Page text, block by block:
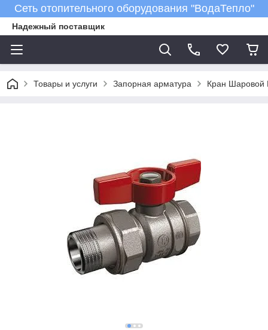
Сеть отопительного оборудования "ВодаТепло"
Надежный поставщик
Товары и услуги Запорная арматура Кран Шаровой